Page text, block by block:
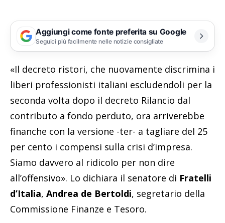
Aggiungi come fonte preferita su Google
Seguici più facilmente nelle notizie consigliate
«Il decreto ristori, che nuovamente discrimina i
liberi professionisti italiani escludendoli per la
seconda volta dopo il decreto Rilancio dal
contributo a fondo perduto, ora arriverebbe
finanche con la versione -ter- a tagliare del 25
per cento i compensi sulla crisi d’impresa.
Siamo davvero al ridicolo per non dire
all’offensivo». Lo dichiara il senatore di Fratelli
d’Italia, Andrea de Bertoldi, segretario della
Commissione Finanze e Tesoro.